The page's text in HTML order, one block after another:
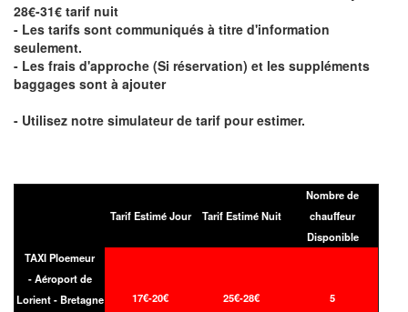
28€-31€ tarif nuit
- Les tarifs sont communiqués à titre d'information
seulement.
- Les frais d'approche (Si réservation) et les suppléments
baggages sont à ajouter
- Utilisez notre simulateur de tarif pour estimer.
Tarif Estimé Jour Tarif Estimé Nuit
Nombre de
chauffeur
Disponible
TAXI Ploemeur
- Aéroport de
Lorient - Bretagne
17€-20€ 25€-28€ 5